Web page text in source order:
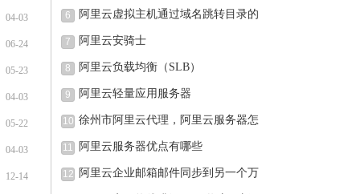
04-03
06-24
05-23
04-03
05-22
04-03
12-14
6 阿里云虚拟主机通过域名跳转目录的
7 阿里云安骑士
8 阿里云负载均衡（SLB）
9 阿里云轻量应用服务器
10 徐州市阿里云代理，阿里云服务器怎
11 阿里云服务器优点有哪些
12 阿里云企业邮箱邮件同步到另一个万